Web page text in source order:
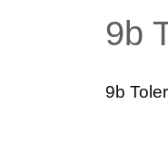
9b
9b